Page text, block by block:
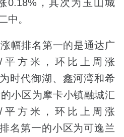
0.18%，其次为玉山城
中。
排名第一的是通达广
平方米，环比上周涨
时代御湖、鑫河湾和希
小区为摩卡小镇融城汇
平方米，环比上周涨
名第一的小区为可逸兰